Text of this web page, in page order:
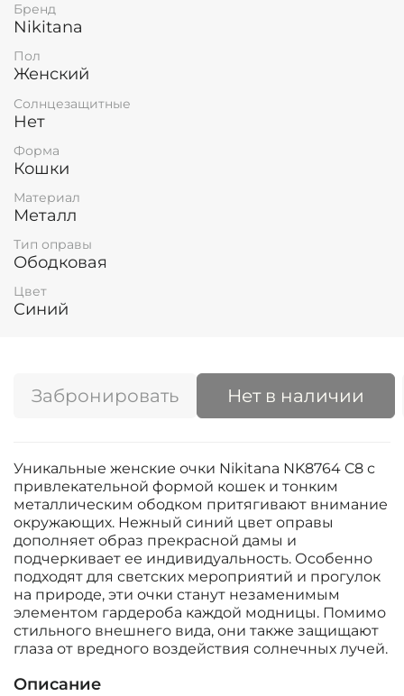
Бренд
Nikitana
Пол
Женский
Солнцезащитные
Нет
Форма
Кошки
Материал
Металл
Тип оправы
Ободковая
Цвет
Синий
Забронировать Нет в наличии
Уникальные женские очки Nikitana NK8764 C8 с
привлекательной формой кошек и тонким
металлическим ободком притягивают внимание
окружающих. Нежный синий цвет оправы
дополняет образ прекрасной дамы и
подчеркивает ее индивидуальность. Особенно
подходят для светских мероприятий и прогулок
на природе, эти очки станут незаменимым
элементом гардероба каждой модницы. Помимо
стильного внешнего вида, они также защищают
глаза от вредного воздействия солнечных лучей.
Описание